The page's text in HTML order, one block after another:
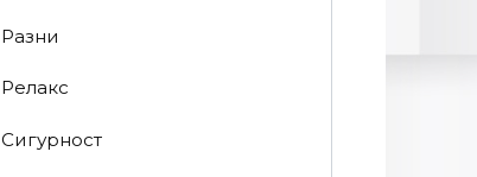
Разни
Релакс
Сигурност